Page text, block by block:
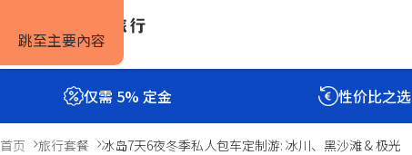
跳至主要內容
仅需 5% 定金 性价比之选
首页 旅行套餐 冰岛7天6夜冬季私人包车定制游: 冰川、黑沙滩 & 极光